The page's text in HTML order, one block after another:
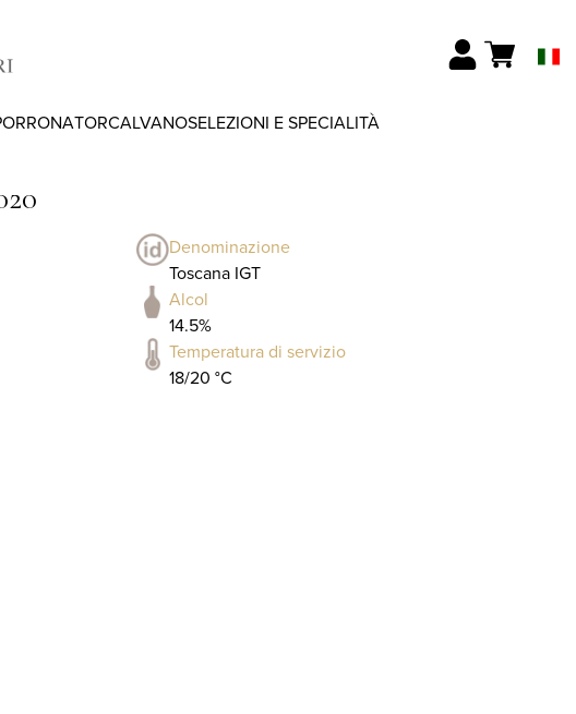
TORCALVANOSELEZIONI E SPECIALITÀ
Denominazione
Toscana IGT
Alcol
14.5%
Temperatura di servizio
18/20 °C